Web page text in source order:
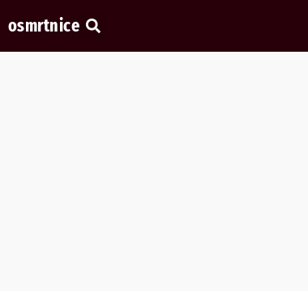
osmrtnice